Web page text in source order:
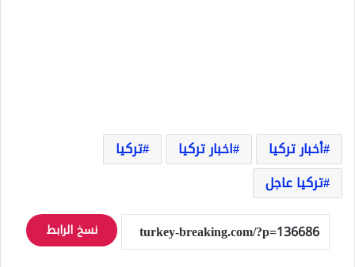
أخبار تركيا اخبار تركيا
تركيا
تركيا عاجل
نسخ الرابط